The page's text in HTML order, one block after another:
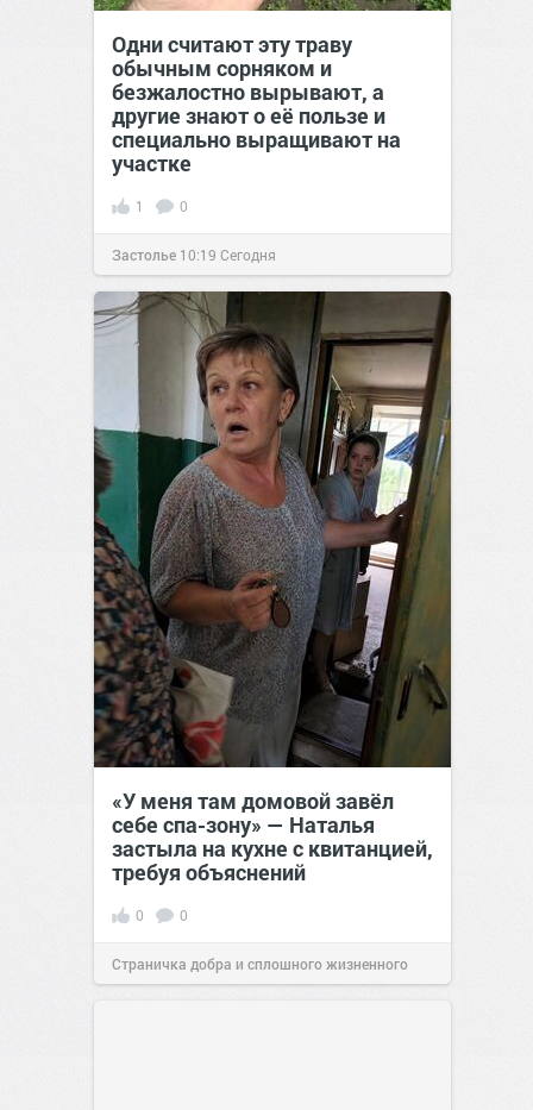
Одни считают эту траву
обычным сорняком и
безжалостно вырывают, а
другие знают о её пользе и
специально выращивают на
участке
1 0
Застолье 10:19 Сегодня
«У меня там домовой завёл
себе спа-зону» — Наталья
застыла на кухне с квитанцией,
требуя объяснений
0 0
Страничка добра и сплошного жизненного